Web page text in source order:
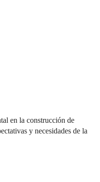
en la construcción de
y necesidades de la